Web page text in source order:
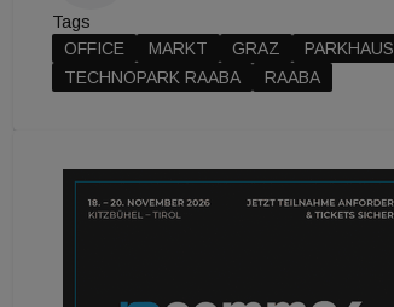
Tags
OFFICE
MARKT GRAZ
PARKHAUS
TECHNOPARK RAABA
RAABA